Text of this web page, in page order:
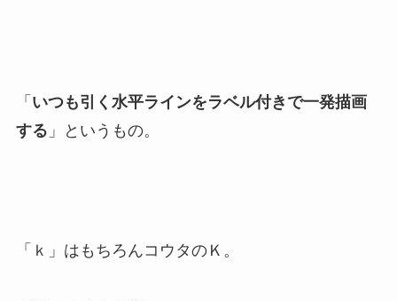
「 いつも引く水平ラインをラベル付きで一発描画
する 」というもの。
「ｋ」はもちろんコウタのＫ。